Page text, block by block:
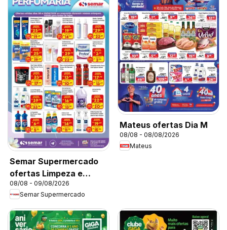
Semar Supermercado
ofertas Limpeza e
Perfumaria
08/08 - 09/08/2026
Semar Supermercado
Mateus ofertas Dia M
08/08 - 08/08/2026
Mateus